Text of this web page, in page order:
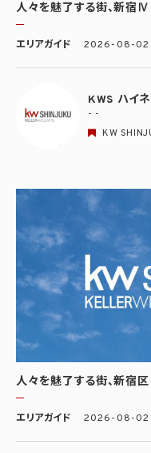
人々を魅了する街、新宿Ⅳ
エリアガイド 2026-08-02
KWS ハイ
- -
KW
人々を魅了する街、新宿区
エリアガイド 2026-08-02